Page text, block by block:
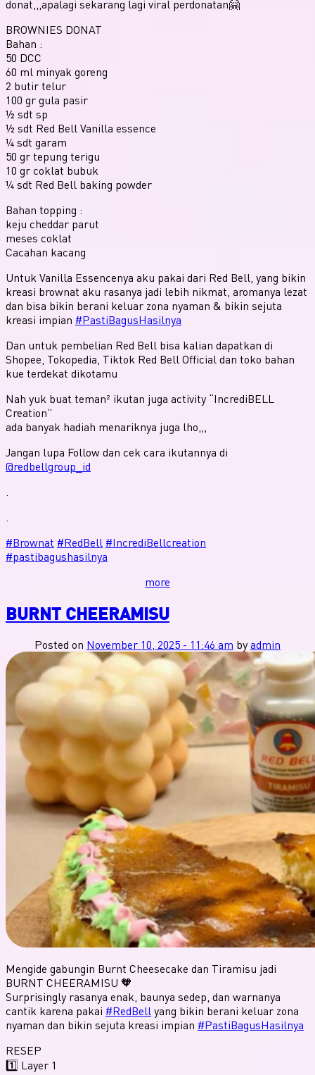
donat,,,apalagi sekarang lagi viral perdonatan🤗
BROWNIES DONAT
Bahan :
50 DCC
60 ml minyak goreng
2 butir telur
100 gr gula pasir
½ sdt sp
½ sdt Red Bell Vanilla essence
¼ sdt garam
50 gr tepung terigu
10 gr coklat bubuk
¼ sdt Red Bell baking powder
Bahan topping :
keju cheddar parut
meses coklat
Cacahan kacang
Untuk Vanilla Essencenya aku pakai dari Red Bell, yang bikin
kreasi brownat aku rasanya jadi lebih nikmat, aromanya lezat
dan bisa bikin berani keluar zona nyaman & bikin sejuta
kreasi impian #PastiBagusHasilnya
Dan untuk pembelian Red Bell bisa kalian dapatkan di
Shopee, Tokopedia, Tiktok Red Bell Official dan toko bahan
kue terdekat dikotamu
Nah yuk buat teman² ikutan juga activity “IncrediBELL
Creation”
ada banyak hadiah menariknya juga lho,,,
Jangan lupa Follow dan cek cara ikutannya di
@redbellgroup_id
#Brownat #RedBell #IncrediBellcreation
#pastibagushasilnya
more
BURNT CHEERAMISU
Posted on November 10, 2025 - 11:46 am by admin
Mengide gabungin Burnt Cheesecake dan Tiramisu jadi
BURNT CHEERAMISU 🧡
Surprisingly rasanya enak, baunya sedep, dan warnanya
cantik karena pakai #RedBell yang bikin berani keluar zona
nyaman dan bikin sejuta kreasi impian #PastiBagusHasilnya
RESEP
1️⃣ Layer 1